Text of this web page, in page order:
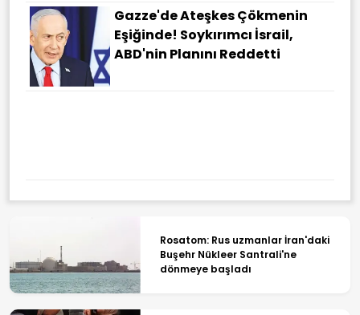
Gazze'de Ateşkes Çökmenin
Eşiğinde! Soykırımcı İsrail,
Rosatom: Rus uzmanlar İran'daki
Buşehr Nükleer Santrali'ne